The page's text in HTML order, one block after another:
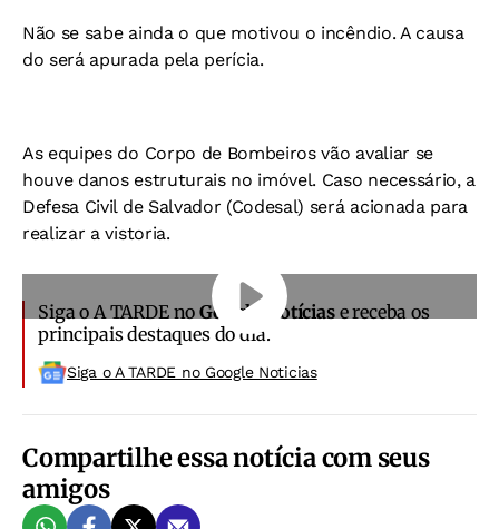
Não se sabe ainda o que motivou o incêndio. A causa
do será apurada pela perícia.
As equipes do Corpo de Bombeiros vão avaliar se
houve danos estruturais no imóvel. Caso necessário, a
Defesa Civil de Salvador (Codesal) será acionada para
realizar a vistoria.
Siga o A TARDE noGoogle Notíciase receba os
principais destaques do dia.
Siga o A TARDE no Google Noticias
Compartilhe essa notícia com seus
amigos